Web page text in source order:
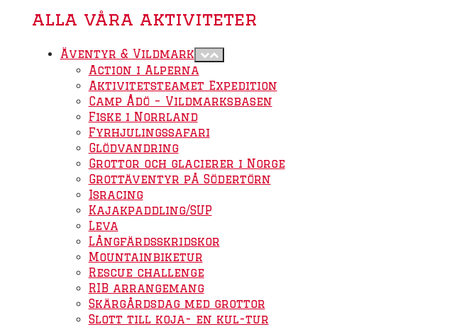
alla våra aktiviteter
Äventyr & Vildmark
Action i Alperna
Aktivitetsteamet Expedition
Camp Ådö – Vildmarksbasen
Fiske i Norrland
Fyrhjulingssafari
Glödvandring
Grottor och glacierer i Norge
Grottäventyr på Södertörn
Isracing
Kajakpaddling/SUP
Leva
Långfärdsskridskor
Mountainbiketur
Rescue challenge
RIB arrangemang
Skärgårdsdag med grottor
Slott till koja- en kul-tur